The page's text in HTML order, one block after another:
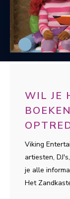
WIL JE
Viking
artiesten,
je alle
Het